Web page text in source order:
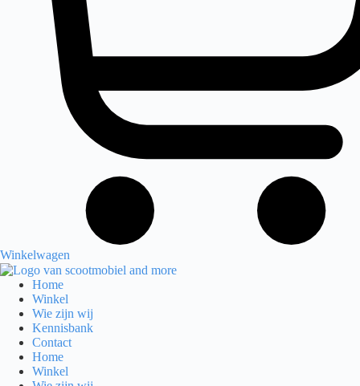
Winkelwagen
Home
Winkel
Wie zijn wij
Kennisbank
Contact
Home
Winkel